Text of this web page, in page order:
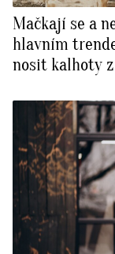
Mačkají se a
hlavním
nosit kalhoty